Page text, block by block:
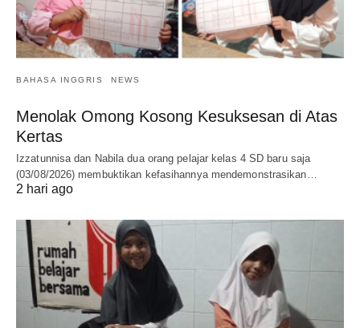
BAHASA INGGRIS NEWS
Menolak Omong Kosong Kesuksesan di Atas
Kertas
Izzatunnisa dan Nabila dua orang pelajar kelas 4 SD baru saja
(03/08/2026) membuktikan kefasihannya mendemonstrasikan…
2 hari ago